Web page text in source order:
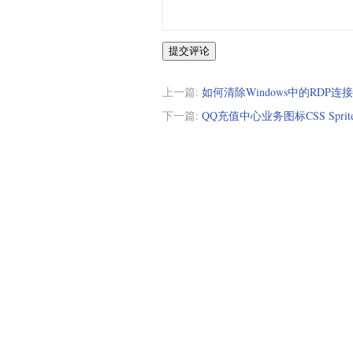
提交评论
上一篇: 如何清除Windows中的RDP连
下一篇: QQ充值中心业务图标CSS